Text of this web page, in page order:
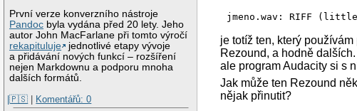
První verze konverzního nástroje
Pandoc byla vydána před 20 lety. Jeho
autor John MacFarlane při tomto výročí
rekapituluje
jednotlivé etapy vývoje
a přidávání nových funkcí – rozšíření
nejen Markdownu a podporu mnoha
dalších formátů.
|🇵🇸 | Komentářů: 0
jmeno.wav: RIFF
je totíž ten, který
Rezound, a hodně
ale program Audacity si s
Jak může ten Rezound
nějak přinutit?